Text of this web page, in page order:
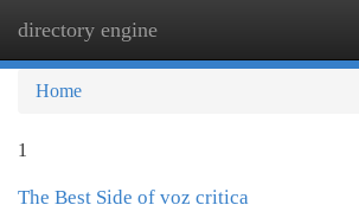
directory engine
Home
1
The Best Side of voz critica